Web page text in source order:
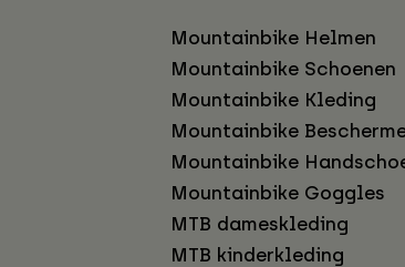
Mountainbike Helmen
Mountainbike Schoenen
Mountainbike Kleding
Mountainbike
Mountainbike
Mountainbike Goggles
MTB dameskleding
MTB kinderkleding